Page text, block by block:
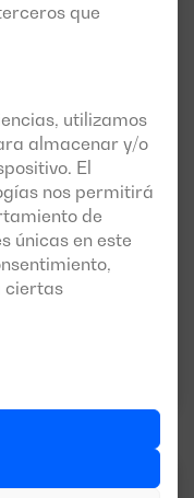
que
utilizamos
almacenar y/o
El
nos permitirá
de
únicas en este
ciertas
TCD2.9L4
230V